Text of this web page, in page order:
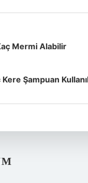
Mermi Alabilir
Şampuan